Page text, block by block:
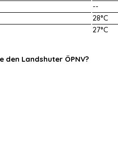
--
28°C
27°C
den Landshuter ÖPNV?